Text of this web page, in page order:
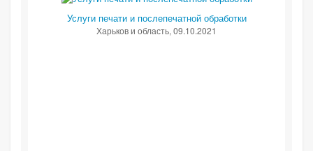
Услуги печати и послепечатной обработки
Харьков и область, 09.10.2021